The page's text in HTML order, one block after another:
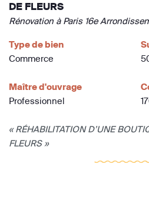
DE FLEURS
Rénovation à Paris 16e
Type de bien
Commerce
Maître d'ouvrage
Professionnel
« RÉHABILITATION D’UNE
FLEURS »